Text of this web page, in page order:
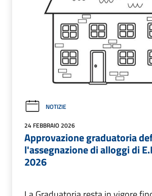
NOTIZIE
24 FEBBRAIO 2026
Approvazione graduatoria
l'assegnazione di alloggi di
2026